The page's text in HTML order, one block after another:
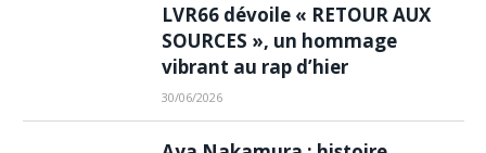
LVR66 dévoile « RETOUR AUX
SOURCES », un hommage
vibrant au rap d’hier
30/06/2026